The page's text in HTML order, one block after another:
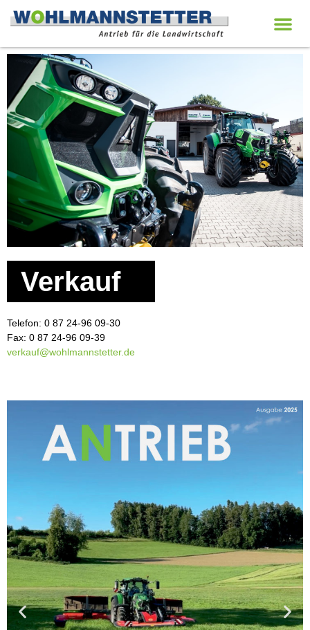
Verkauf
Telefon: 0 87 24-96 09-30
Fax: 0 87 24-96 09-39
verkauf@wohlmannstetter.de